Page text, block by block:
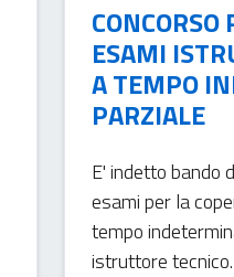
ESAMI
A TEMPO
PARZIALE
E' indetto bando
esami per la
tempo
istruttore tecnico.